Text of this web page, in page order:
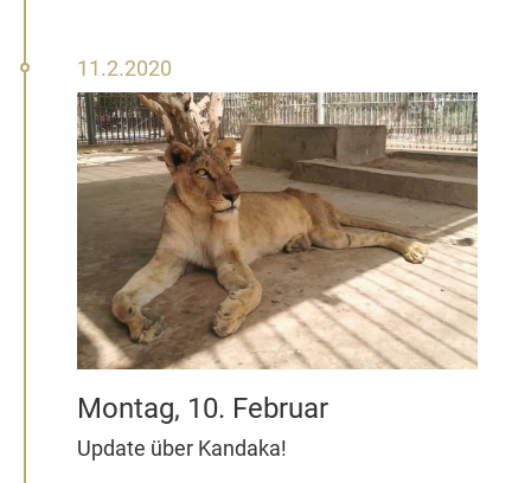
11.
Februar
2020
11.2.2020
Montag, 10. Februar
Update über Kandaka!